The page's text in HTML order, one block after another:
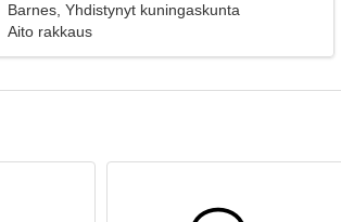
Barnes, Yhdistynyt kuningaskunta
Aito rakkaus